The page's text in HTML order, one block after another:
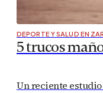
DEPORTE Y SALUD EN
5 trucos
Un reciente